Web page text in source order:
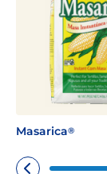
Masarica®